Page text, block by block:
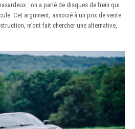
: on a parlé de disques de frein qui
Cet argument, associé à un prix de vente
m’ont fait chercher une alternative,